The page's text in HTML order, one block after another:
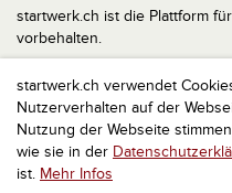
startwerk.ch verwendet
Nutzerverhalten auf der
Nutzung der Webseite
wie sie in der
ist. Mehr Infos
startwerk.ch ist die Plattform
vorbehalten.
Impressum
Kontakt
nach oben